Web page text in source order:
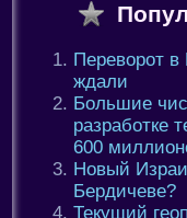
Переворот в
ждали
Большие
разработке
600
Новый
Бердичеве?
Текущий